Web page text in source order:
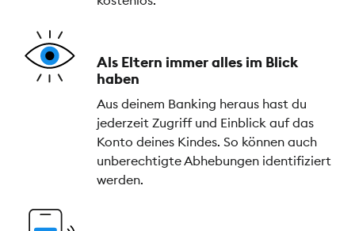
Als Eltern immer alles im Blick
haben
Aus deinem Banking heraus hast du
jederzeit Zugriff und Einblick auf das
Konto deines Kindes. So können auch
unberechtigte Abhebungen identifiziert
werden.